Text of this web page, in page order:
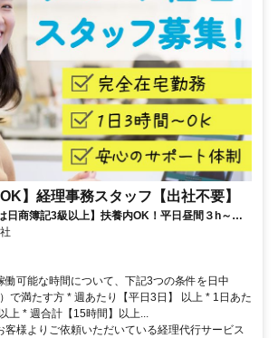
】経理事務スタッフ【出社不要】
日商簿記3級以上】扶養内OK！平日昼間３h～。
中の方も大歓迎♪
働可能な時間について、下記3つの条件を日中
で満たす方 * 週あたり【平日3日】 以上 * 1日あた
上 * 週合計【15時間】以上...
客様よりご依頼いただいている経理代行サービス